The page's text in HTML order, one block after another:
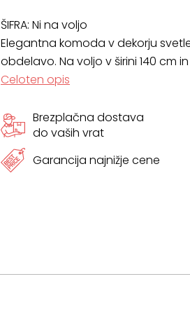
ŠIFRA: Ni na voljo
Elegantna komoda v dekorju
obdelavo. Na voljo v širini 140 cm in
Celoten opis
Brezplačna dostava
do vaših vrat
Garancija najnižje cene